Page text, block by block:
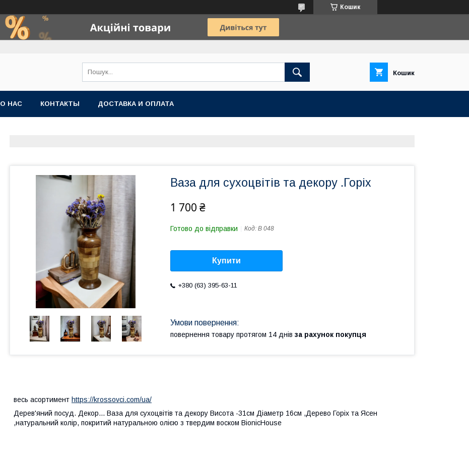
Кошик
Кошик
О НАС КОНТАКТЫ ДОСТАВКА И ОПЛАТА
Ваза для сухоцвітів та декору .Горіх
1 700 ₴
Готово до відправки Код: В 048
Купити
+380 (63) 395-63-11
повернення товару протягом 14 днів за рахунок покупця
весь асортимент https://krossovci.com/ua/
Дерев'яний посуд. Декор... Ваза для сухоцвітів та декору Висота -31см Діаметр 16см ,Дерево Горіх та Ясен
,натуральний колір, покритий натуральною олією з твердим воском BionicHouse